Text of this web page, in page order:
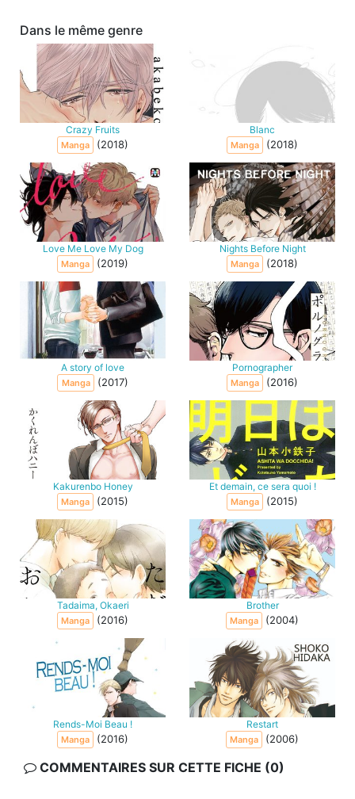
Dans le même genre
Crazy Fruits
Manga (2018)
Blanc
Manga (2018)
Love Me Love My Dog
Manga (2019)
Nights Before Night
Manga (2018)
A story of love
Manga (2017)
Pornographer
Manga (2016)
Kakurenbo Honey
Manga (2015)
Et demain, ce sera quoi !
Manga (2015)
Tadaima, Okaeri
Manga (2016)
Brother
Manga (2004)
Rends-Moi Beau !
Manga (2016)
Restart
Manga (2006)
COMMENTAIRES SUR CETTE FICHE (0)